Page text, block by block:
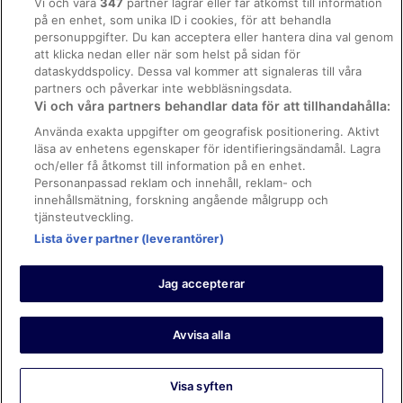
Regler och villkor för Vrbo
Tillgänglighetsanpassning
Juridisk information/Kontakta oss
Riktlinjer för innehåll och anmäla innehåll
Hjälp
Kontakta oss
Avboka eller ändra din bokning
Boka ett flyg med flygbolagskredit
Återbetalningsprocess och tidslinjer
© 2026 Expedia, Inc., ett företag inom Expedia Group.
https://www.expediagroup.com/ Med ensamrätt. MrJet är ett
varumärke eller registrerat varumärke som tillhör Expedia, Inc.
på en enhet, som unika ID i cookies, för att behandla
personuppgifter. Du kan acceptera eller hantera dina val genom
att klicka nedan eller när som helst på sidan för
dataskyddspolicy. Dessa val kommer att signaleras till våra
partners och påverkar inte webbläsningsdata.
Vi och våra partners behandlar data för att tillhandahålla:
Använda exakta uppgifter om geografisk positionering. Aktivt
läsa av enhetens egenskaper för identifieringsändamål. Lagra
och/eller få åtkomst till information på en enhet.
Personanpassad reklam och innehåll, reklam- och
innehållsmätning, forskning angående målgrupp och
tjänsteutveckling.
Lista över partner (leverantörer)
Jag accepterar
Avvisa alla
Visa syften